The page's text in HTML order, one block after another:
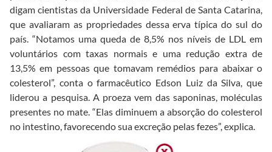
digam cientistas da Universidade Federal de Santa Catarina,
que avaliaram as propriedades dessa erva típica do sul do
país. “Notamos uma queda de 8,5% nos níveis de LDL em
voluntários com taxas normais e uma redução extra de
13,5% em pessoas que tomavam remédios para abaixar o
colesterol”, conta o farmacêutico Edson Luiz da Silva, que
liderou a pesquisa. A proeza vem das saponinas, moléculas
presentes no mate. “Elas diminuem a absorção do colesterol
no intestino, favorecendo sua excreção pelas fezes”, explica.